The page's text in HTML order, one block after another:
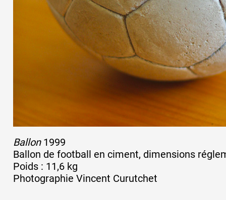
Ballon1999
Ballon de football en ciment, dimensions
Poids : 11,6 kg
Photographie Vincent Curutchet